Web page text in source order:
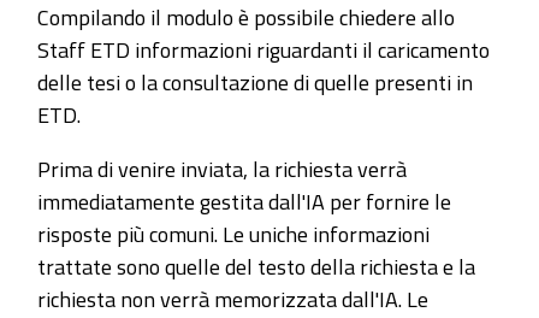
Compilando il modulo è possibile chiedere allo
Staff ETD informazioni riguardanti il caricamento
delle tesi o la consultazione di quelle presenti in
ETD.
Prima di venire inviata, la richiesta verrà
immediatamente gestita dall'IA per fornire le
risposte più comuni. Le uniche informazioni
trattate sono quelle del testo della richiesta e la
richiesta non verrà memorizzata dall'IA. Le